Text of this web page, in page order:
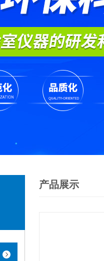
产品展示